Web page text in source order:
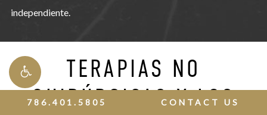
independiente.
TERAPIAS NO
QUIRÚRGICAS Y LOS
CONTACT US
786.401.5805